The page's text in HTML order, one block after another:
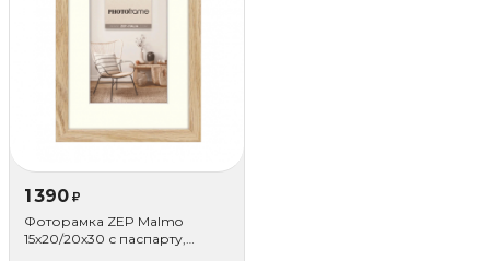
1 390 ₽
Фоторамка ZEP Malmo
15х20/20х30 с паспарту,